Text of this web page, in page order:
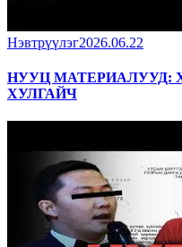
Нэвтрүүлэг2026.06.22
НУУЦ МАТЕРИАЛУУД:
ХУЛГАЙЧ